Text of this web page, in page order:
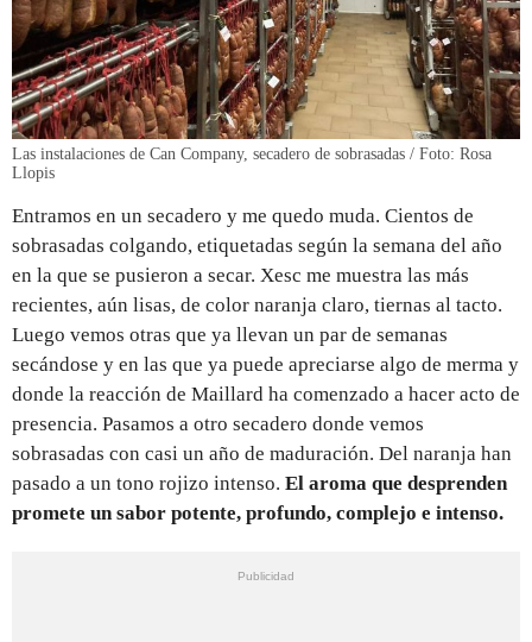
Las instalaciones de Can Company, secadero de sobrasadas / Foto: Rosa
Llopis
Entramos en un secadero y me quedo muda. Cientos de
sobrasadas colgando, etiquetadas según la semana del año
en la que se pusieron a secar. Xesc me muestra las más
recientes, aún lisas, de color naranja claro, tiernas al tacto.
Luego vemos otras que ya llevan un par de semanas
secándose y en las que ya puede apreciarse algo de merma y
donde la reacción de Maillard ha comenzado a hacer acto de
presencia. Pasamos a otro secadero donde vemos
sobrasadas con casi un año de maduración. Del naranja han
pasado a un tono rojizo intenso. El aroma que desprenden
promete un sabor potente, profundo, complejo e intenso.